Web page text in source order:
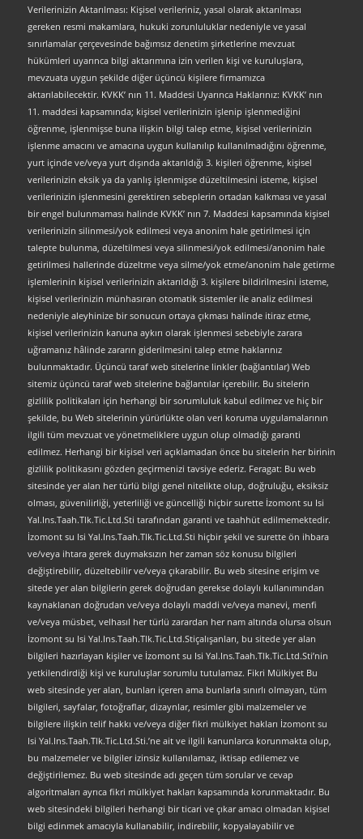
Verilerinizin Aktarılması: Kişisel verileriniz, yasal olarak aktarılması
gereken resmi makamlara, hukuki zorunluluklar nedeniyle ve yasal
sınırlamalar çerçevesinde bağımsız denetim şirketlerine mevzuat
hükümleri uyarınca bilgi aktarımına izin verilen kişi ve kuruluşlara,
mevzuata uygun şekilde diğer üçüncü kişilere firmamızca
aktarılabilecektir. KVKK’ nın 11. Maddesi Uyarınca Haklarınız: KVKK’ nın
11. maddesi kapsamında; kişisel verilerinizin işlenip işlenmediğini
öğrenme, işlenmişse buna ilişkin bilgi talep etme, kişisel verilerinizin
işlenme amacını ve amacına uygun kullanılıp kullanılmadığını öğrenme,
yurt içinde ve/veya yurt dışında aktarıldığı 3. kişileri öğrenme, kişisel
verilerinizin eksik ya da yanlış işlenmişse düzeltilmesini isteme, kişisel
verilerinizin işlenmesini gerektiren sebeplerin ortadan kalkması ve yasal
bir engel bulunmaması halinde KVKK’ nın 7. Maddesi kapsamında kişisel
verilerinizin silinmesi/yok edilmesi veya anonim hale getirilmesi için
talepte bulunma, düzeltilmesi veya silinmesi/yok edilmesi/anonim hale
getirilmesi hallerinde düzeltme veya silme/yok etme/anonim hale getirme
işlemlerinin kişisel verilerinizin aktarıldığı 3. kişilere bildirilmesini isteme,
kişisel verilerinizin münhasıran otomatik sistemler ile analiz edilmesi
nedeniyle aleyhinize bir sonucun ortaya çıkması halinde itiraz etme,
kişisel verilerinizin kanuna aykırı olarak işlenmesi sebebiyle zarara
uğramanız hâlinde zararın giderilmesini talep etme haklarınız
bulunmaktadır. Üçüncü taraf web sitelerine linkler (bağlantılar) Web
sitemiz üçüncü taraf web sitelerine bağlantılar içerebilir. Bu sitelerin
gizlilik politikaları için herhangi bir sorumluluk kabul edilmez ve hiç bir
şekilde, bu Web sitelerinin yürürlükte olan veri koruma uygulamalarının
ilgili tüm mevzuat ve yönetmeliklere uygun olup olmadığı garanti
edilmez. Herhangi bir kişisel veri açıklamadan önce bu sitelerin her birinin
gizlilik politikasını gözden geçirmenizi tavsiye ederiz. Feragat: Bu web
sitesinde yer alan her türlü bilgi genel nitelikte olup, doğruluğu, eksiksiz
olması, güvenilirliği, yeterliliği ve güncelliği hiçbir surette İzomont su Isi
Yal.Ins.Taah.Tlk.Tic.Ltd.Sti tarafından garanti ve taahhüt edilmemektedir.
İzomont su Isi Yal.Ins.Taah.Tlk.Tic.Ltd.Sti hiçbir şekil ve surette ön ihbara
ve/veya ihtara gerek duymaksızın her zaman söz konusu bilgileri
değiştirebilir, düzeltebilir ve/veya çıkarabilir. Bu web sitesine erişim ve
sitede yer alan bilgilerin gerek doğrudan gerekse dolaylı kullanımından
kaynaklanan doğrudan ve/veya dolaylı maddi ve/veya manevi, menfi
ve/veya müsbet, velhasıl her türlü zarardan her nam altında olursa olsun
İzomont su Isi Yal.Ins.Taah.Tlk.Tic.Ltd.Stiçalışanları, bu sitede yer alan
bilgileri hazırlayan kişiler ve İzomont su Isi Yal.Ins.Taah.Tlk.Tic.Ltd.Sti’nin
yetkilendirdiği kişi ve kuruluşlar sorumlu tutulamaz. Fikri Mülkiyet Bu
web sitesinde yer alan, bunları içeren ama bunlarla sınırlı olmayan, tüm
bilgileri, sayfalar, fotoğraflar, dizaynlar, resimler gibi malzemeler ve
bilgilere ilişkin telif hakkı ve/veya diğer fikri mülkiyet hakları İzomont su
Isi Yal.Ins.Taah.Tlk.Tic.Ltd.Sti.’ne ait ve ilgili kanunlarca korunmakta olup,
bu malzemeler ve bilgiler izinsiz kullanılamaz, iktisap edilemez ve
değiştirilemez. Bu web sitesinde adı geçen tüm sorular ve cevap
algoritmaları ayrıca fikri mülkiyet hakları kapsamında korunmaktadır. Bu
web sitesindeki bilgileri herhangi bir ticari ve çıkar amacı olmadan kişisel
bilgi edinmek amacıyla kullanabilir, indirebilir, kopyalayabilir ve